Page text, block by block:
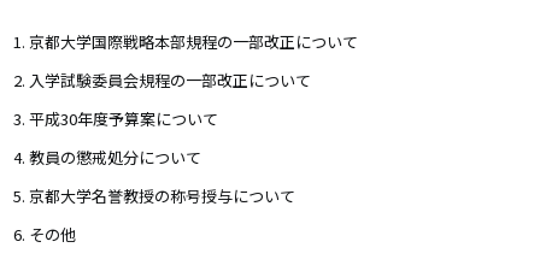
京都大学国際戦略本部規程の一部改正について
入学試験委員会規程の一部改正について
平成30年度予算案について
教員の懲戒処分について
京都大学名誉教授の称号授与について
その他